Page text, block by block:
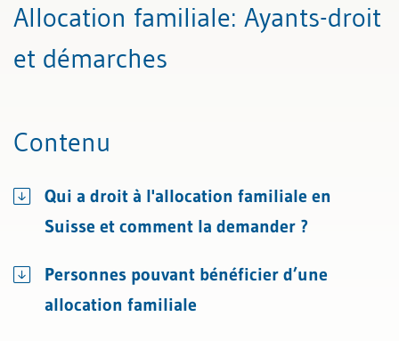
Allocation familiale: Ayants-droit
et démarches
Contenu
Qui a droit à l'allocation familiale en
Suisse et comment la demander ?
Personnes pouvant bénéficier d’une
allocation familiale